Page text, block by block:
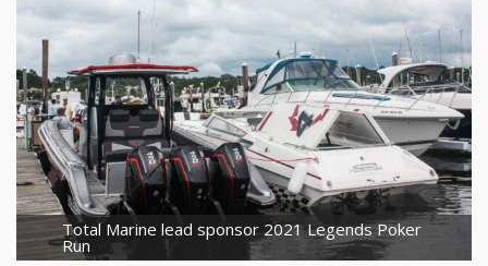
Total Marine lead sponsor 2021 Legends Poker
Run